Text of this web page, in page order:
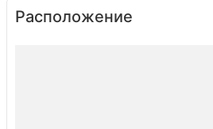
построить на нем еще один дом!
Расположение